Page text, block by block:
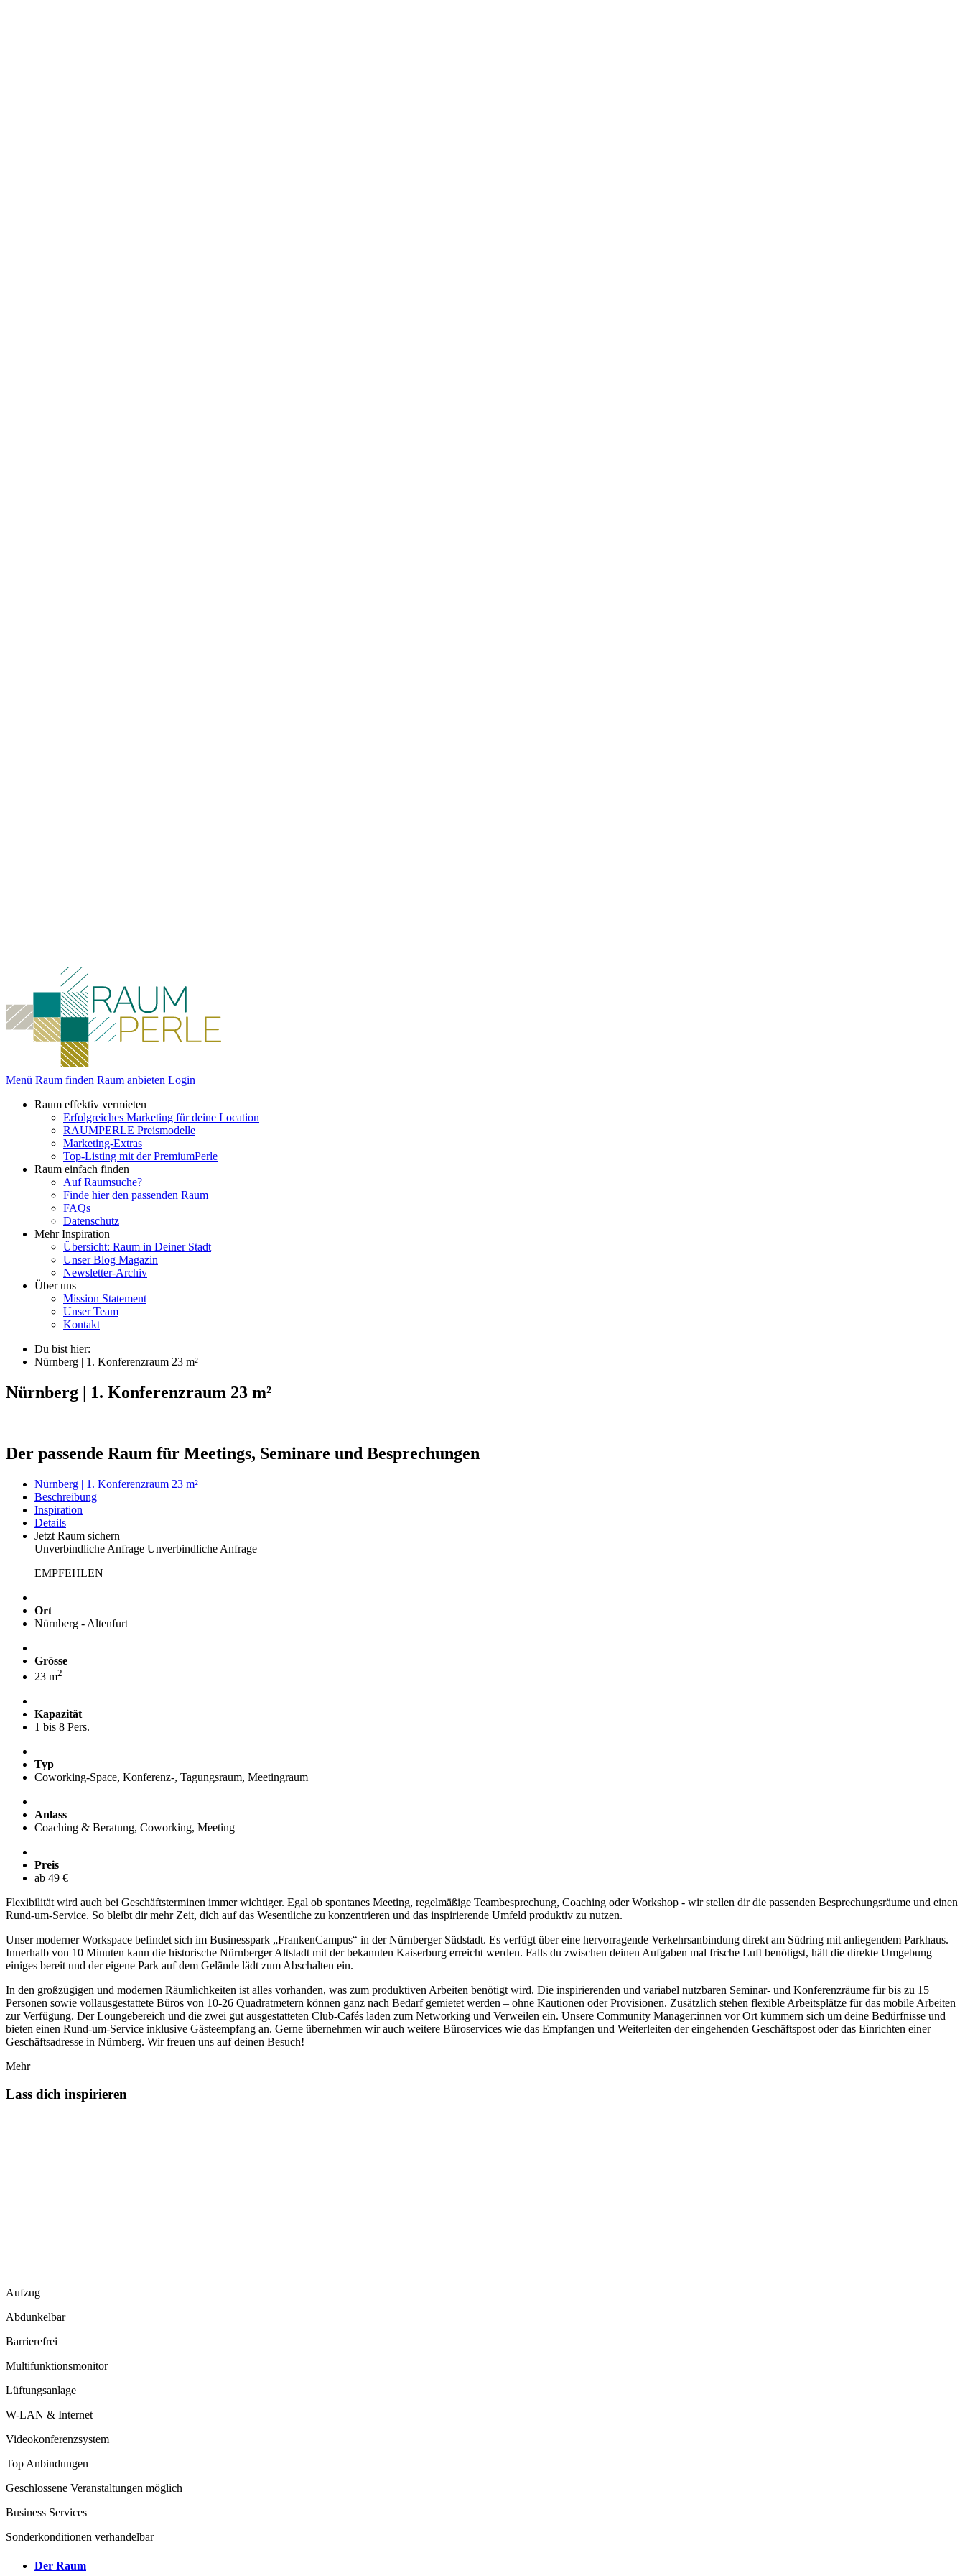
Menü Raum finden Raum anbieten Login
Raum effektiv vermieten
Erfolgreiches Marketing für deine Location
RAUMPERLE Preismodelle
Marketing-Extras
Top-Listing mit der PremiumPerle
Raum einfach finden
Auf Raumsuche?
Finde hier den passenden Raum
FAQs
Datenschutz
Mehr Inspiration
Übersicht: Raum in Deiner Stadt
Unser Blog Magazin
Newsletter-Archiv
Über uns
Mission Statement
Unser Team
Kontakt
Du bist hier:
Nürnberg | 1. Konferenzraum 23 m²
Nürnberg | 1. Konferenzraum 23 m²
Der passende Raum für Meetings, Seminare und Besprechungen
Nürnberg | 1. Konferenzraum 23 m²
Beschreibung
Inspiration
Details
Jetzt Raum sichern
Unverbindliche Anfrage Unverbindliche Anfrage
EMPFEHLEN
Ort
Nürnberg - Altenfurt
Grösse
23 m2
Kapazität
1 bis 8 Pers.
Typ
Coworking-Space, Konferenz-, Tagungsraum, Meetingraum
Anlass
Coaching & Beratung, Coworking, Meeting
Preis
ab 49 €
Flexibilität wird auch bei Geschäftsterminen immer wichtiger. Egal ob spontanes Meeting, regelmäßige Teambesprechung, Coaching oder Workshop - wir stellen dir die passenden Besprechungsräume und einen
Rund-um-Service. So bleibt dir mehr Zeit, dich auf das Wesentliche zu konzentrieren und das inspirierende Umfeld produktiv zu nutzen.
Unser moderner Workspace befindet sich im Businesspark „FrankenCampus“ in der Nürnberger Südstadt. Es verfügt über eine hervorragende Verkehrsanbindung direkt am Südring mit anliegendem Parkhaus.
Innerhalb von 10 Minuten kann die historische Nürnberger Altstadt mit der bekannten Kaiserburg erreicht werden. Falls du zwischen deinen Aufgaben mal frische Luft benötigst, hält die direkte Umgebung
einiges bereit und der eigene Park auf dem Gelände lädt zum Abschalten ein.
In den großzügigen und modernen Räumlichkeiten ist alles vorhanden, was zum produktiven Arbeiten benötigt wird. Die inspirierenden und variabel nutzbaren Seminar- und Konferenzräume für bis zu 15
Personen sowie vollausgestattete Büros von 10-26 Quadratmetern können ganz nach Bedarf gemietet werden – ohne Kautionen oder Provisionen. Zusätzlich stehen flexible Arbeitsplätze für das mobile Arbeiten
zur Verfügung. Der Loungebereich und die zwei gut ausgestatteten Club-Cafés laden zum Networking und Verweilen ein. Unsere Community Manager:innen vor Ort kümmern sich um deine Bedürfnisse und
bieten einen Rund-um-Service inklusive Gästeempfang an. Gerne übernehmen wir auch weitere Büroservices wie das Empfangen und Weiterleiten der eingehenden Geschäftspost oder das Einrichten einer
Geschäftsadresse in Nürnberg. Wir freuen uns auf deinen Besuch!
Mehr
Lass dich inspirieren
Aufzug
Abdunkelbar
Barrierefrei
Multifunktionsmonitor
Lüftungsanlage
W-LAN & Internet
Videokonferenzsystem
Top Anbindungen
Geschlossene Veranstaltungen möglich
Business Services
Sonderkonditionen verhandelbar
Der Raum